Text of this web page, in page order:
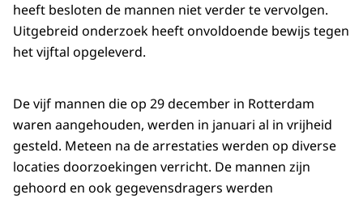
heeft besloten de mannen niet verder te vervolgen.
Uitgebreid onderzoek heeft onvoldoende bewijs tegen
het vijftal opgeleverd.
De vijf mannen die op 29 december in Rotterdam
waren aangehouden, werden in januari al in vrijheid
gesteld. Meteen na de arrestaties werden op diverse
locaties doorzoekingen verricht. De mannen zijn
gehoord en ook gegevensdragers werden